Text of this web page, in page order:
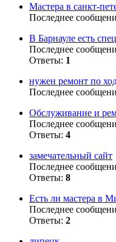
Мастера в санкт-
Последнее
В Барнауле есть
Последнее
Ответы: 1
нужен ремонт по
Последнее
Обслуживание и
Последнее
Ответы: 4
замечательный сайт
Последнее
Ответы: 8
Есть ли мастера в
Последнее
Ответы: 2